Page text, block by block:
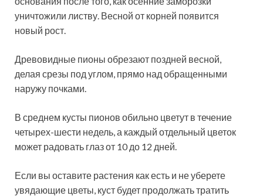
уничтожили листву. Весной от корней появится
новый рост.
Древовидные пионы обрезают поздней весной,
делая срезы под углом, прямо над обращенными
наружу почками.
В среднем кусты пионов обильно цветут в течение
четырех-шести недель, а каждый отдельный цветок
может радовать глаз от 10 до 12 дней.
Если вы оставите растения как есть и не уберете
увядающие цветы, куст будет продолжать тратить